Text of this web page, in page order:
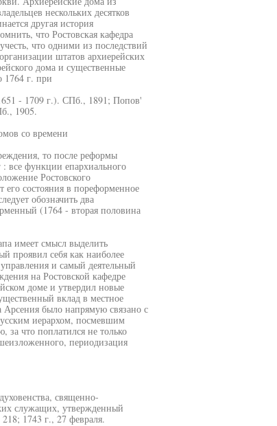
нескольких десятков
другая история
что Ростовская кафедра
что одними из последствий
штатов архиерейских
дома и существенные
1764 г. при
- 1709 г.). СПб., 1891; Попов'
1905.
со времени
то после реформы
: все функции епархиального
Ростовского
состояния в пореформенное
обозначить два
(1764 - вторая половина
имеет смысл выделить
проявил себя как наиболее
и самый деятельный
на Ростовской кафедре
доме и утвердил новые
вклад в местное
Арсения было напрямую связано с
иерархом, посмевшим
за что поплатился не только
периодизация
священно-
служащих, утвержденный
1743 г., 27 февраля.